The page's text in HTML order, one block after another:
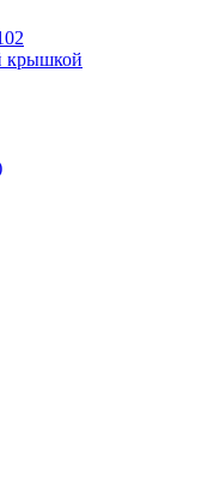
крышкой